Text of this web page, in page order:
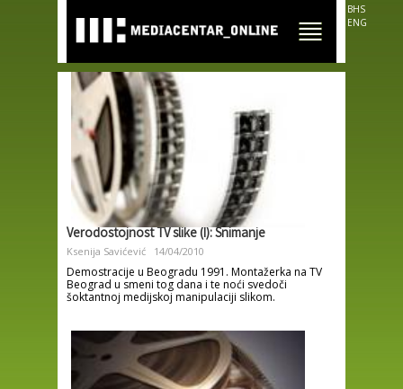
main
content
BHS
ENG
Verodostojnost TV slike (I): Snimanje
Ksenija Savićević 14/04/2010
Demostracije u Beogradu 1991. Montažerka na TV
Beograd u smeni tog dana i te noći svedoči
šoktantnoj medijskoj manipulaciji slikom.